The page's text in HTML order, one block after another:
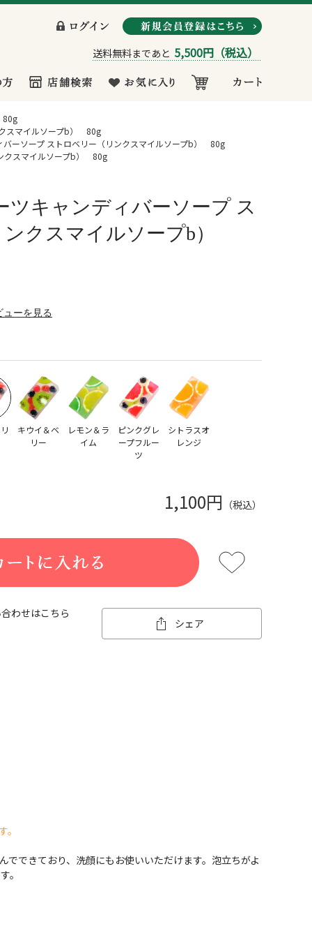
送料無料まであと 5,500円 （税込）
80g
スマイルソープb） 80g
バーソープ ストロベリー（リンクスマイルソープb） 80g
クスマイルソープb） 80g
わせはこちら
シェア
ツキャンディバーソープ ス
ンクスマイルソープb）
ューを見る
1,100円 （税込）
キウイ＆ベ
リー
レモン＆ラ
イム
ピンクグレ
ープフルー
ツ
シトラスオ
レンジ
できており、洗顔にもお使いいただけます。泡立ちがよ
。